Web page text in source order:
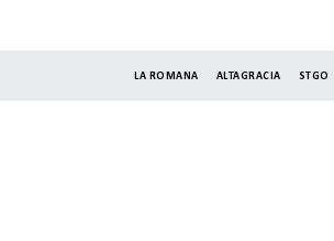
LA ROMANA ALTAGRACIA STGO